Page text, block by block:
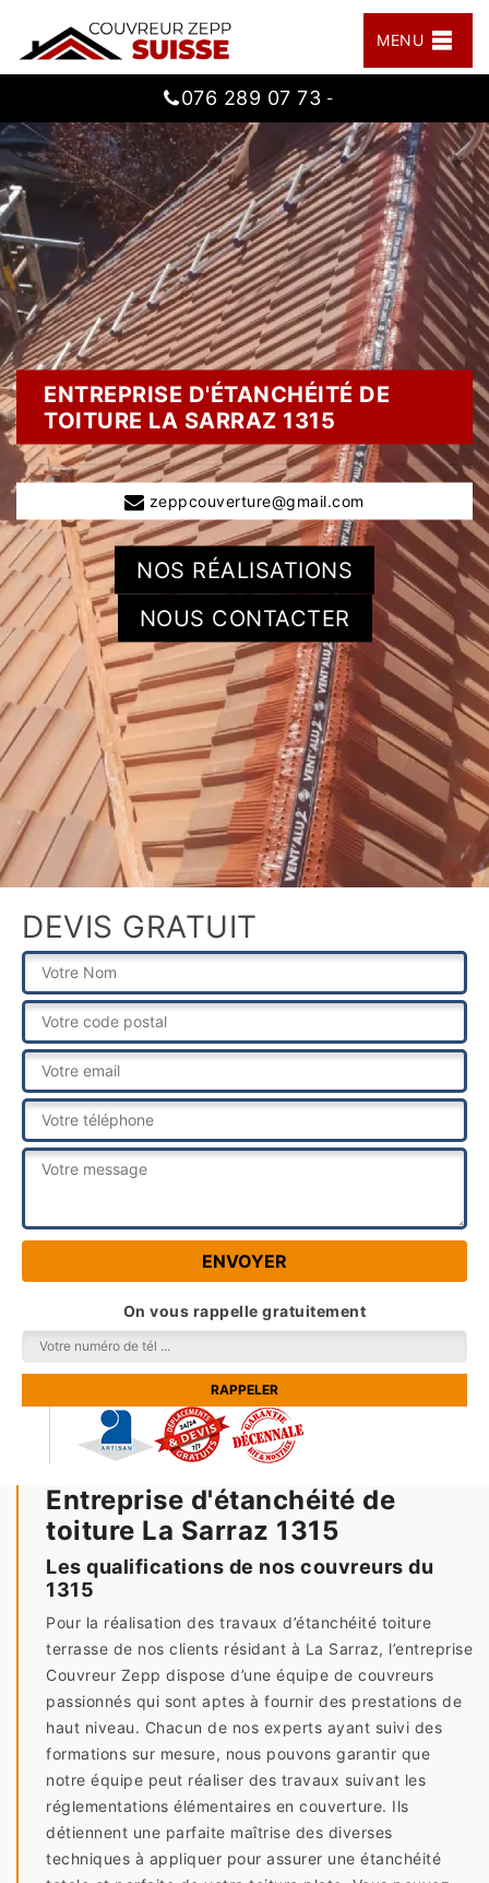
MENU
076 289 07 73 -
ENTREPRISE D'ÉTANCHÉITÉ DE
TOITURE LA SARRAZ 1315
zeppcouverture@gmail.com
NOS RÉALISATIONS
NOUS CONTACTER
DEVIS GRATUIT
On vous rappelle gratuitement
Entreprise d'étanchéité de
toiture La Sarraz 1315
Les qualifications de nos couvreurs du
1315
Pour la réalisation des travaux d’étanchéité toiture
terrasse de nos clients résidant à La Sarraz, l’entreprise
Couvreur Zepp dispose d’une équipe de couvreurs
passionnés qui sont aptes à fournir des prestations de
haut niveau. Chacun de nos experts ayant suivi des
formations sur mesure, nous pouvons garantir que
notre équipe peut réaliser des travaux suivant les
réglementations élémentaires en couverture. Ils
détiennent une parfaite maîtrise des diverses
techniques à appliquer pour assurer une étanchéité